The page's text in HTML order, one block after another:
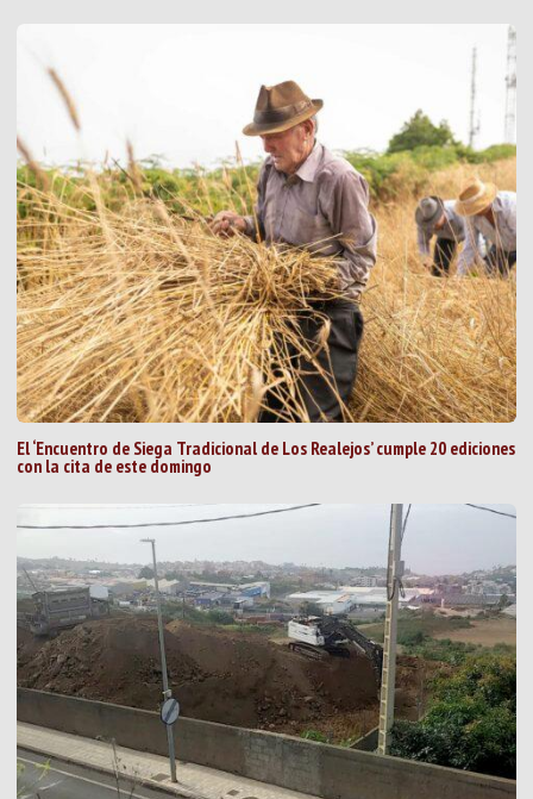
El ‘Encuentro de Siega Tradicional de Los Realejos’ cumple 20 ediciones
con la cita de este domingo